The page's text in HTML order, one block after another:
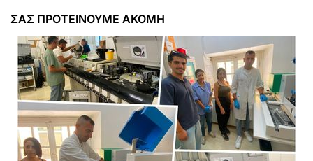
ΣΑΣ ΠΡΟΤΕΙΝΟΥΜΕ ΑΚΟΜΗ